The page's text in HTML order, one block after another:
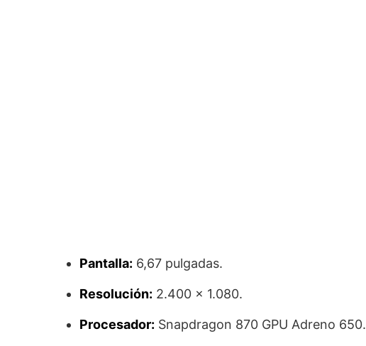
Pantalla: 6,67 pulgadas.
Resolución: 2.400 x 1.080.
Procesador: Snapdragon 870 GPU Adreno 650.